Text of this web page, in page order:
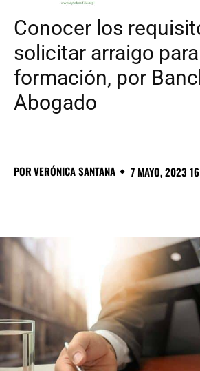
Conocer los
solicitar arraigo
formación, por
Abogado
PORVERÓNICA SANTANA 7 MAYO, 2023